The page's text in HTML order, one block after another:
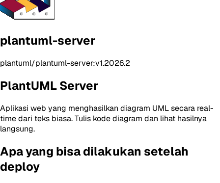
plantuml-server
plantuml/plantuml-server:v1.2026.2
PlantUML Server
Aplikasi web yang menghasilkan diagram UML secara real-
time dari teks biasa. Tulis kode diagram dan lihat hasilnya
langsung.
Apa yang bisa dilakukan setelah
deploy